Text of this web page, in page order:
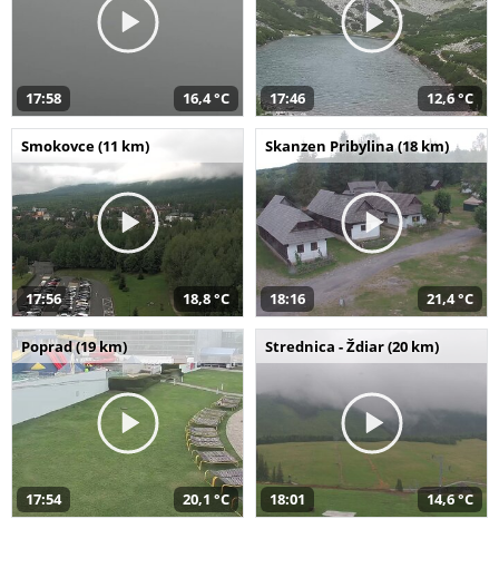
17:58 16,4 °C 17:46 12,6 °C
Smokovce (11 km)
17:56 18,8 °C
Skanzen Pribylina (18 km)
18:16 21,4 °C
Poprad (19 km)
17:54 20,1 °C
Strednica - Ždiar (20 km)
18:01 14,6 °C